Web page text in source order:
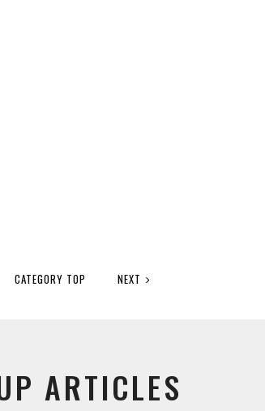
CATEGORY TOP NEXT
ARTICLES